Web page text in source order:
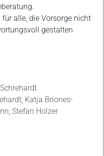
alle, die Vorsorge nicht
gestalten
Katja Briones-
Stefan Holzer